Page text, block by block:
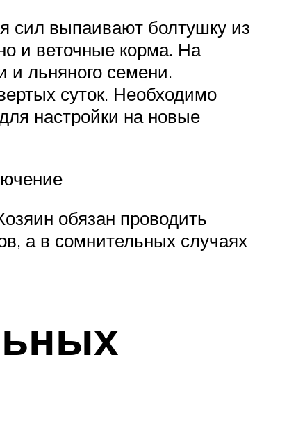
сил выпаивают болтушку из
и веточные корма. На
и льняного семени.
суток. Необходимо
настройки на новые
обязан проводить
а в сомнительных случаях